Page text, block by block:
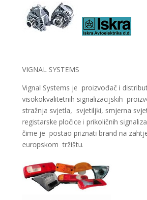
VIGNAL SYSTEMS
Vignal Systems je proizvođač i
visokokvalitetnih signalizacijskih
stražnja svjetla, svjetiljki, smjerna
registarske pločice i prikoličnih
čime je postao priznati brand na
europskom tržištu.